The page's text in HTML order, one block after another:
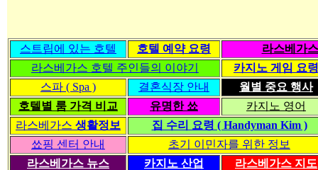
스트립에 있는 호텔 호텔 예약 요령
라스베가
라스베가스 호텔 주인들의 이야기
카지노 게임 요령
스파 ( Spa )
결혼식장 안내
월별 중요 행사
호텔별 룸 가격 비교
유명한 쑈
카지노 영어
라스베가스 생활정보
집 수리 요령 ( Handyman Kim )
쑈핑 센터 안내
초기 이민자를 위한 정보
라스베가스 뉴스
카지노 산업 라스베가스 지도